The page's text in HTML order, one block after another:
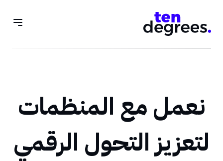
نعمل مع المنظمات
لتعزيز التحول الرقمي